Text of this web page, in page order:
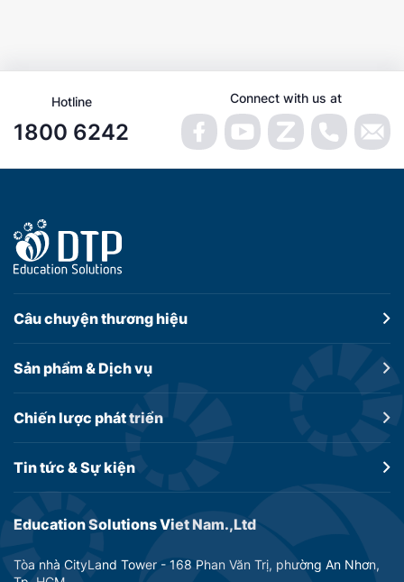
Hotline
1800 6242
Connect with us at
Education Solutions Viet Nam.,Ltd
Tòa nhà CityLand Tower - 168 Phan Văn Trị, phường An Nhơn,
Câu chuyệnthương hiệu
Sản phẩm &Dịch vụ
Chiến lược phát triển
Tin tức &Sự kiện